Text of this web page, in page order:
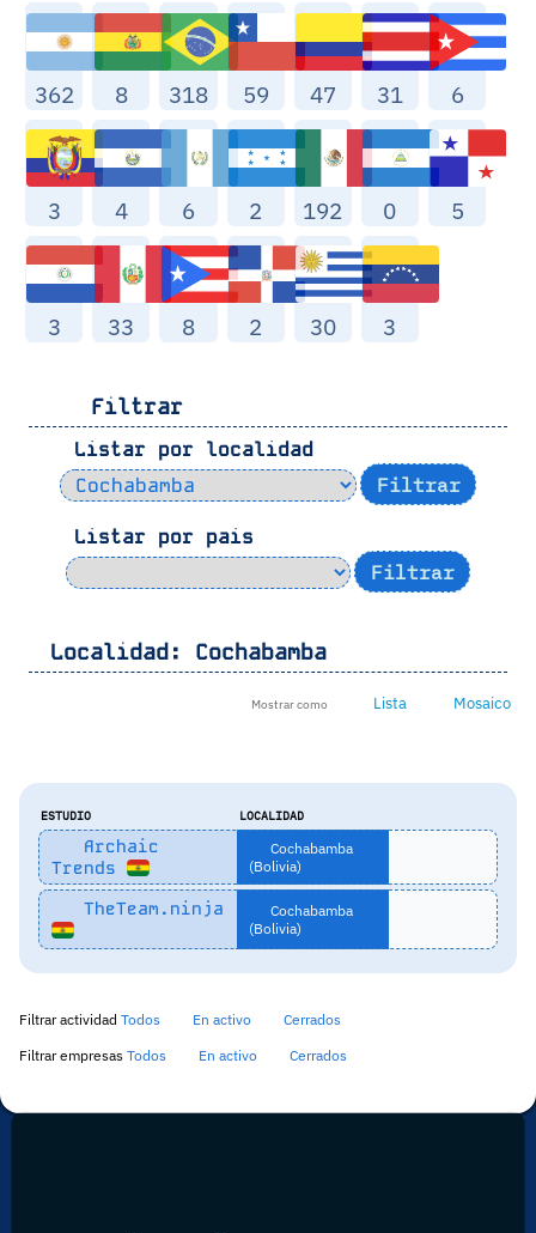
362 8 318 59 47 31 6
3 4 6 2 192 0 5
3 33 8 2 30 3
Filtrar
Listar por localidad
Listar por pais
Localidad: Cochabamba
Mostrar como Lista Mosaico
ESTUDIO LOCALIDAD
Archaic
Trends
Cochabamba
(Bolivia)
TheTeam.ninja
Cochabamba
(Bolivia)
Filtrar actividad Todos En activo
Cerrados
Filtrar empresas Todos En activo Cerrados